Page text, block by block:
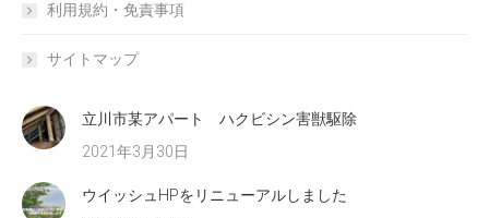
利用規約・免責事項
サイトマップ
立川市某アパート ハクビシン害獣駆除
2021年3月30日
ウイッシュHPをリニューアルしました